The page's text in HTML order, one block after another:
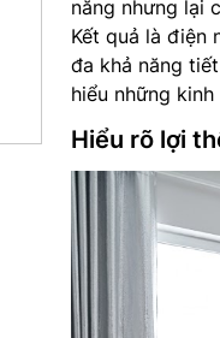
năng nhưng lại
Kết quả là điện
đa khả năng
hiểu những
Hiểu rõ lợi